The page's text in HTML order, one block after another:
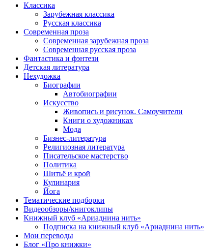
Классика
Зарубежная классика
Русская классика
Современная проза
Современная зарубежная проза
Современная русская проза
Фантастика и фэнтези
Детская литература
Нехудожка
Биографии
Автобиографии
Искусство
Живопись и рисунок. Самоучители
Книги о художниках
Мода
Бизнес-литература
Религиозная литература
Писательское мастерство
Политика
Шитьё и крой
Кулинария
Йога
Тематические подборки
Видеообзоры/книгоклипы
Книжный клуб «Ариаднина нить»
Подписка на книжный клуб «Ариаднина нить»
Мои переводы
Блог «Про книжки»